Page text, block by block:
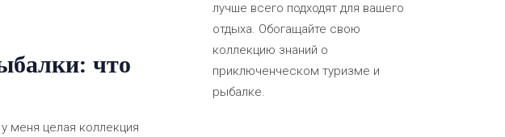
что
меня целая коллекция
лучше всего подходят для вашего
отдыха. Обогащайте свою
коллекцию знаний о
приключенческом туризме и
рыбалке.